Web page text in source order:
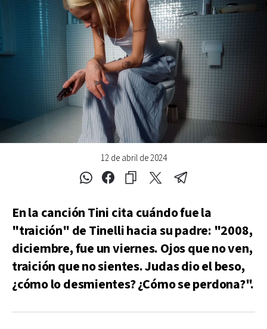
12 de abril de 2024
En la canción Tini cita cuándo fue la
"traición" de Tinelli hacia su padre: "2008,
diciembre, fue un viernes. Ojos que no ven,
traición que no sientes. Judas dio el beso,
¿cómo lo desmientes? ¿Cómo se perdona?".